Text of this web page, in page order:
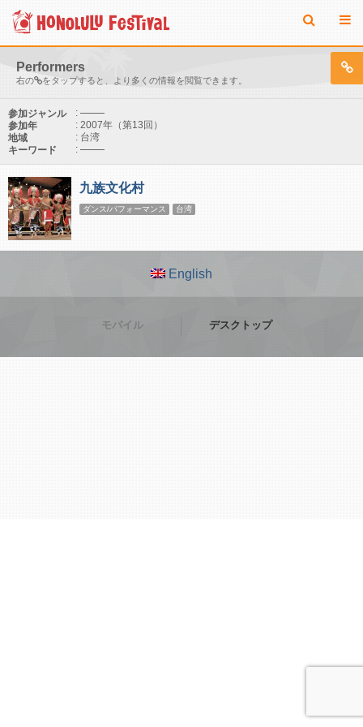
Performers
右の をタップすると、より多くの情報を閲覧できます。
参加ジャンル
:
参加年
: 2007年（第13回）
地域
: 台湾
キーワード
:
九族文化村
ダンス/パフォーマンス 台湾
English
モバイル デスクトップ